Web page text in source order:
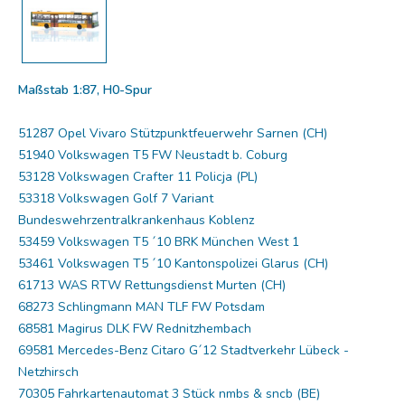
Maßstab 1:87, H0-Spur
51287 Opel Vivaro Stützpunktfeuerwehr Sarnen (CH)
51940 Volkswagen T5 FW Neustadt b. Coburg
53128 Volkswagen Crafter 11 Policja (PL)
53318 Volkswagen Golf 7 Variant
Bundeswehrzentralkrankenhaus Koblenz
53459 Volkswagen T5 ´10 BRK München West 1
53461 Volkswagen T5 ´10 Kantonspolizei Glarus (CH)
61713 WAS RTW Rettungsdienst Murten (CH)
68273 Schlingmann MAN TLF FW Potsdam
68581 Magirus DLK FW Rednitzhembach
69581 Mercedes-Benz Citaro G´12 Stadtverkehr Lübeck -
Netzhirsch
70305 Fahrkartenautomat 3 Stück nmbs & sncb (BE)